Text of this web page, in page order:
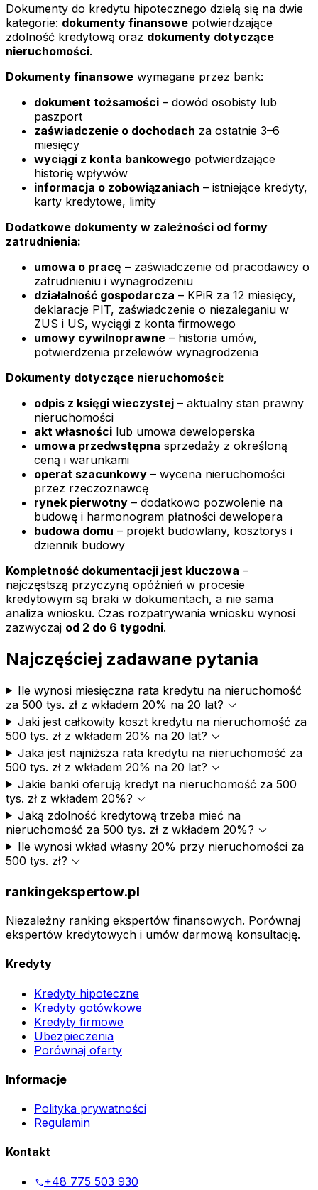
Dokumenty do kredytu hipotecznego dzielą się na dwie
kategorie: dokumenty finansowe potwierdzające
zdolność kredytową oraz dokumenty dotyczące
nieruchomości.
Dokumenty finansowe wymagane przez bank:
dokument tożsamości – dowód osobisty lub
paszport
zaświadczenie o dochodach za ostatnie 3–6
miesięcy
wyciągi z konta bankowego potwierdzające
historię wpływów
informacja o zobowiązaniach – istniejące kredyty,
karty kredytowe, limity
Dodatkowe dokumenty w zależności od formy
zatrudnienia:
umowa o pracę – zaświadczenie od pracodawcy o
zatrudnieniu i wynagrodzeniu
działalność gospodarcza – KPiR za 12 miesięcy,
deklaracje PIT, zaświadczenie o niezaleganiu w
ZUS i US, wyciągi z konta firmowego
umowy cywilnoprawne – historia umów,
potwierdzenia przelewów wynagrodzenia
Dokumenty dotyczące nieruchomości:
odpis z księgi wieczystej – aktualny stan prawny
nieruchomości
akt własności lub umowa deweloperska
umowa przedwstępna sprzedaży z określoną
ceną i warunkami
operat szacunkowy – wycena nieruchomości
przez rzeczoznawcę
rynek pierwotny – dodatkowo pozwolenie na
budowę i harmonogram płatności dewelopera
budowa domu – projekt budowlany, kosztorys i
dziennik budowy
Kompletność dokumentacji jest kluczowa –
najczęstszą przyczyną opóźnień w procesie
kredytowym są braki w dokumentach, a nie sama
analiza wniosku. Czas rozpatrywania wniosku wynosi
zazwyczaj od 2 do 6 tygodni.
Najczęściej zadawane pytania
Ile wynosi miesięczna rata kredytu na nieruchomość
za 500 tys. zł z wkładem 20% na 20 lat? expand_more
Jaki jest całkowity koszt kredytu na nieruchomość za
500 tys. zł z wkładem 20% na 20 lat? expand_more
Jaka jest najniższa rata kredytu na nieruchomość za
500 tys. zł z wkładem 20% na 20 lat? expand_more
Jakie banki oferują kredyt na nieruchomość za 500
tys. zł z wkładem 20%? expand_more
Jaką zdolność kredytową trzeba mieć na
nieruchomość za 500 tys. zł z wkładem 20%? expand_more
Ile wynosi wkład własny 20% przy nieruchomości za
500 tys. zł? expand_more
rankingekspertow.pl
Niezależny ranking ekspertów finansowych. Porównaj
ekspertów kredytowych i umów darmową konsultację.
Kredyty
Kredyty hipoteczne
Kredyty gotówkowe
Kredyty firmowe
Ubezpieczenia
Porównaj oferty
Informacje
Polityka prywatności
Regulamin
Kontakt
phone+48 775 503 930